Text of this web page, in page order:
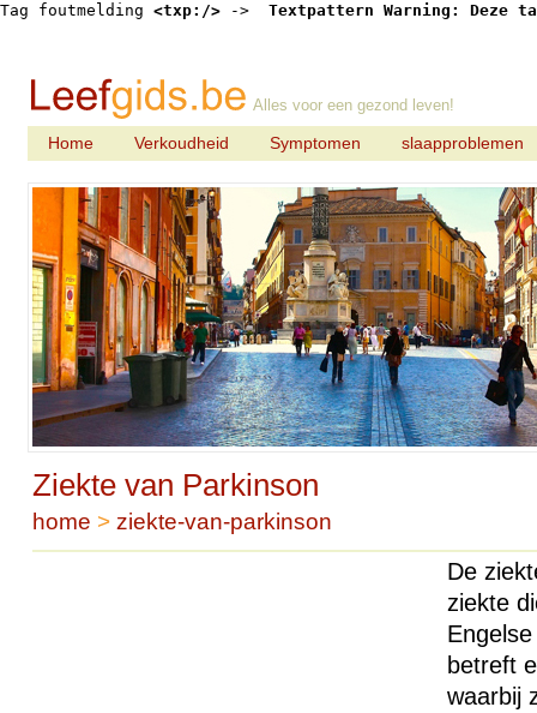
Tag foutmelding <txp:/> -> Textpattern Warning: Deze
Alles voor een gezond leven!
Home Verkoudheid Symptomen slaapproblemen
Ziekte van Parkinson
home > ziekte-van-parkinson
De
ziekte
betreft
waarbij